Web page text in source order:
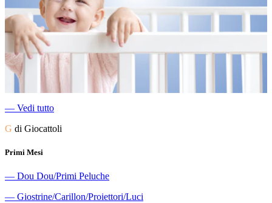
― Vedi tutto
G di Giocattoli
Primi Mesi
― Dou Dou/Primi Peluche
― Giostrine/Carillon/Proiettori/Luci